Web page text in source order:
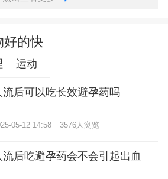
好的快
运动
流后可以吃长效避孕药吗
05-12 14:58 3576人浏览
流后吃避孕药会不会引起出血